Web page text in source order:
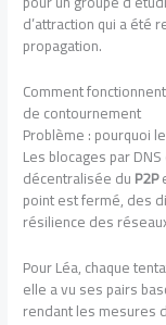
d’attraction qui a été
propagation.
Comment
de contournement
Problème : pourquoi
Les blocages par
décentralisée duP2P
point est fermé, des
résilience des
Pour Léa, chaque
elle a vu ses pairs
rendant les mesures